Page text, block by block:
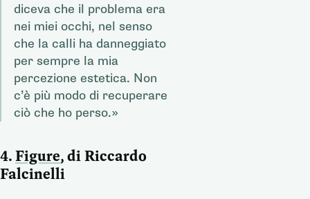
diceva che il problema era
nei miei occhi, nel senso
che la calli ha danneggiato
per sempre la mia
percezione estetica. Non
c’è più modo di recuperare
ciò che ho perso.»
4.Figure, di Riccardo
Falcinelli